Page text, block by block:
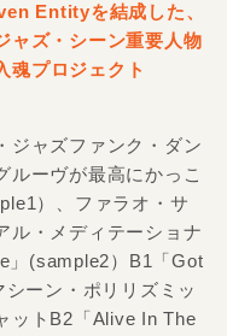
Entityを結成した、
ャズ・シーン重要人物
プロジェクト
ジャズファンク・ダン
ルーヴが最高にかっこ
）、ファラオ・サ
ル・メディテーショナ
」(sample2）B1「Got
ーン・ポリリズミッ
ットB2「Alive In The